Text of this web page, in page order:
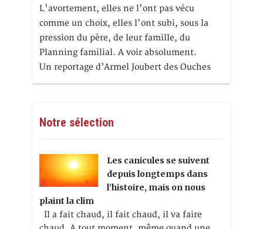
L'avortement, elles ne l'ont pas vécu
comme un choix, elles l'ont subi, sous la
pression du père, de leur famille, du
Planning familial. A voir absolument.
Un reportage d’Armel Joubert des Ouches
Notre sélection
Les canicules se suivent
depuis longtemps dans
l’histoire, mais on nous
plaint la clim
Il a fait chaud, il fait chaud, il va faire